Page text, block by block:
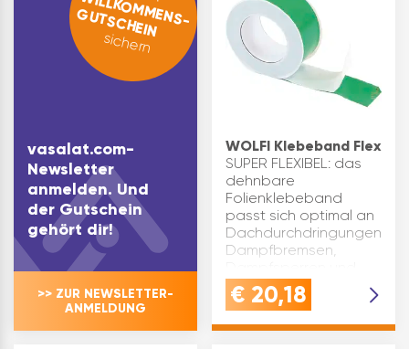
Durch seine UV
stabilisierte
Spezialfolie und den
WILLKOMMENS-
GUTSCHEIN
sichern
vasalat.com-
Newsletter
anmelden. Und
der Gutschein
gehört dir!
>> ZUR NEWSLETTER-
ANMELDUNG
WOLFI Klebeband Flex
SUPER FLEXIBEL: das
dehnbare
Folienklebeband
passt sich optimal an
Dachdurchdringungen,
Dampfbremsen,
Schalungsbahnen an
- für luftdichte
KLEBEKRAFT: das
€ 20,18